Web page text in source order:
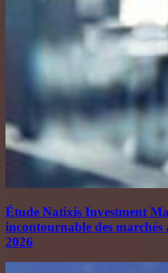
Étude Natixis Investment
incontournable des marchés
2026